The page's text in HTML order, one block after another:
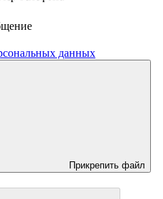
данных
Прикрепить файл